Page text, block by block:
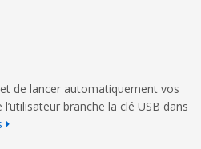
de lancer automatiquement vos
branche la clé USB dans